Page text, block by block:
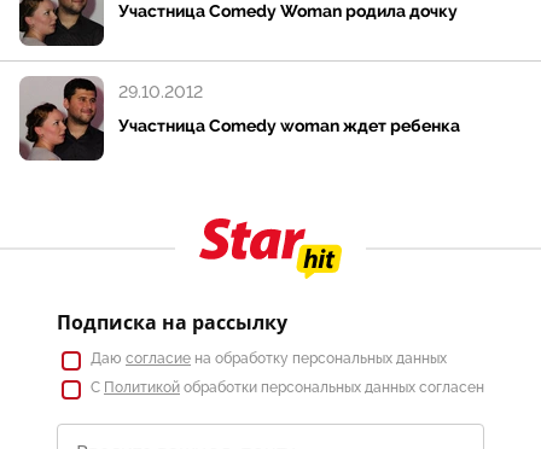
Участница Comedy Woman родила дочку
Участница Comedy woman ждет ребенка
29.10.2012
Подписка на рассылку
Даю согласие на обработку персональных данных
С Политикой обработки персональных данных согласен